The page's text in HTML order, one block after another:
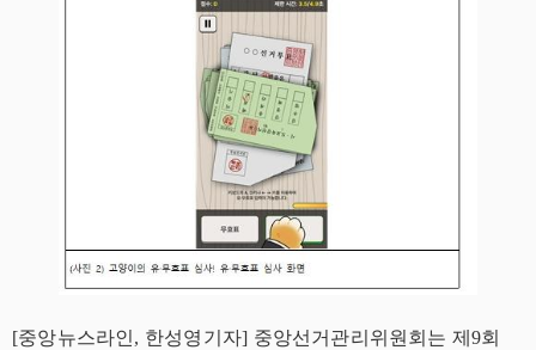
[중앙뉴스라인, 한성영기자] 중앙선거관리위원회는 제9회